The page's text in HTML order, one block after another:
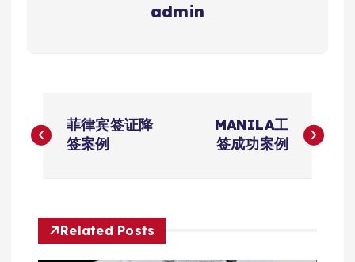
admin
章
航
菲律宾签证降
签案例
MANILA工
签成功案例
Related Posts